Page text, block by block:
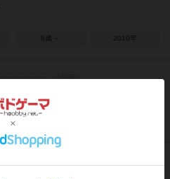
8歳～ 2010年